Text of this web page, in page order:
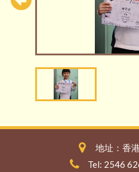
地址：香
Tel: 2546